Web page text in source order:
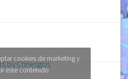
by Chriesgos
cookies de marketing y
este contenido